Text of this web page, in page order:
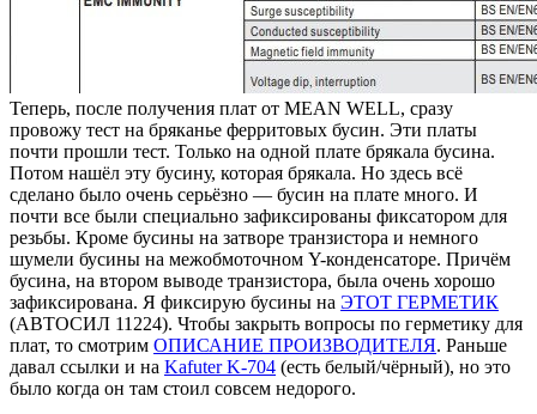
Теперь, после получения плат от MEAN WELL, сразу
провожу тест на бряканье ферритовых бусин. Эти платы
почти прошли тест. Только на одной плате брякала бусина.
Потом нашёл эту бусину, которая брякала. Но здесь всё
сделано было очень серьёзно — бусин на плате много. И
почти все были специально зафиксированы фиксатором для
резьбы. Кроме бусины на затворе транзистора и немного
шумели бусины на межобмоточном Y-конденсаторе. Причём
бусина, на втором выводе транзистора, была очень хорошо
зафиксирована. Я фиксирую бусины на ЭТОТ ГЕРМЕТИК
(АВТОСИЛ 11224). Чтобы закрыть вопросы по герметику для
плат, то смотрим ОПИСАНИЕ ПРОИЗВОДИТЕЛЯ. Раньше
давал ссылки и на Kafuter K-704 (есть белый/чёрный), но это
было когда он там стоил совсем недорого.